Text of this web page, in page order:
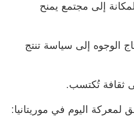
إلى مجتمع يمنح
الوجوه إلى سياسة تنتج
ثقافة تُكتسب.
لمعركة اليوم في موريتانيا: